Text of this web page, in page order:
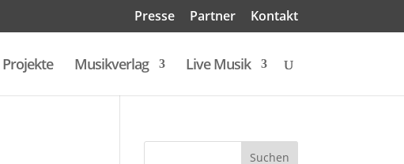
Presse Partner Kontakt
Projekte Musikverlag Live Musik